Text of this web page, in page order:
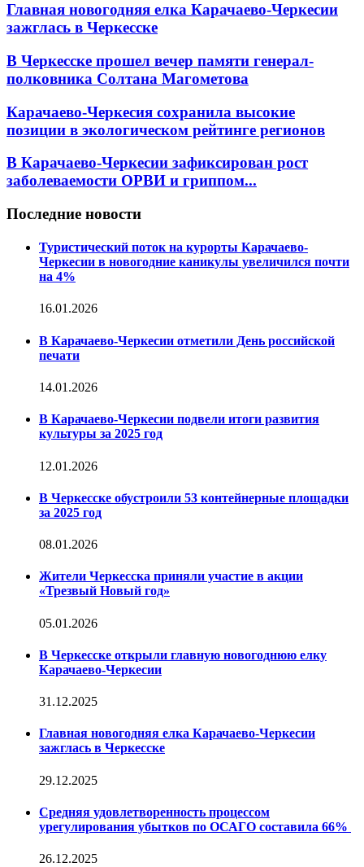
Главная новогодняя елка Карачаево-Черкесии
зажглась в Черкесске
В Черкесске прошел вечер памяти генерал-
полковника Солтана Магометова
Карачаево-Черкесия сохранила высокие
позиции в экологическом рейтинге регионов
В Карачаево-Черкесии зафиксирован рост
заболеваемости ОРВИ и гриппом...
Последние новости
Туристический поток на курорты Карачаево-
Черкесии в новогодние каникулы увеличился почти
на 4%
16.01.2026
В Карачаево-Черкесии отметили День российской
печати
14.01.2026
В Карачаево-Черкесии подвели итоги развития
культуры за 2025 год
12.01.2026
В Черкесске обустроили 53 контейнерные площадки
за 2025 год
08.01.2026
Жители Черкесска приняли участие в акции
«Трезвый Новый год»
05.01.2026
В Черкесске открыли главную новогоднюю елку
Карачаево-Черкесии
31.12.2025
Главная новогодняя елка Карачаево-Черкесии
зажглась в Черкесске
29.12.2025
Средняя удовлетворенность процессом
урегулирования убытков по ОСАГО составила 66%
26.12.2025